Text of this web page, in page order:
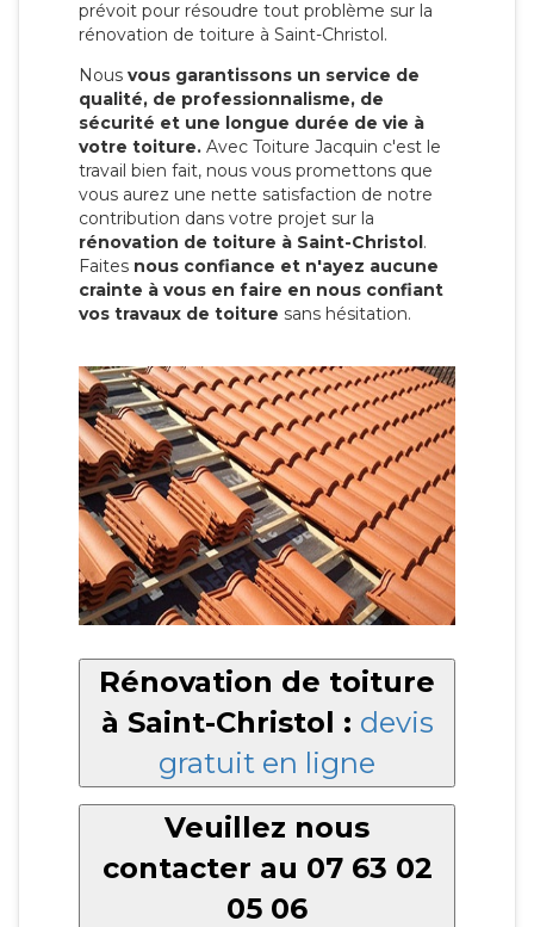
prévoit pour résoudre tout problème sur la
rénovation de toiture à Saint-Christol.
Nous vous garantissons un service de
qualité, de professionnalisme, de
sécurité et une longue durée de vie à
votre toiture. Avec Toiture Jacquin c'est le
travail bien fait, nous vous promettons que
vous aurez une nette satisfaction de notre
contribution dans votre projet sur la
rénovation de toiture à Saint-Christol.
Faites nous confiance et n'ayez aucune
crainte à vous en faire en nous confiant
vos travaux de toiture sans hésitation.
Rénovation de toiture
à Saint-Christol : devis
gratuit en ligne
Veuillez nous
contacter au 07 63 02
05 06